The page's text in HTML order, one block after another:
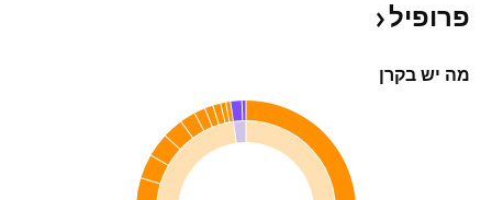
פרופיל
מה יש בקרן